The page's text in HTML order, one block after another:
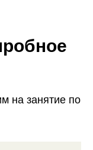
на занятие по